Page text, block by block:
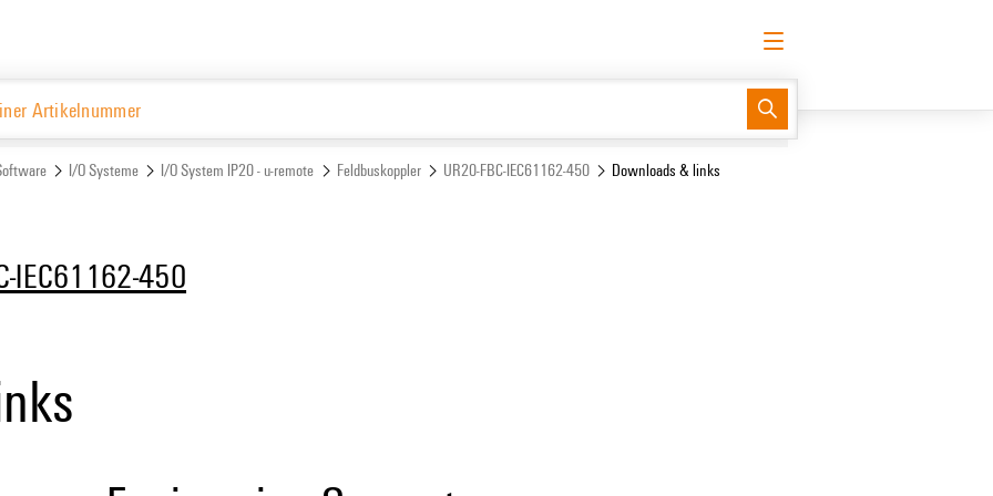
Anmelden
I/O Systeme I/O System IP20 - u-remote Feldbuskoppler UR20-FBC-IEC61162-450 Downloads & links
IEC61162-450